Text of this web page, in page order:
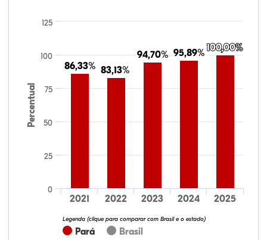
Percentual
86,33%
86,33% 83,13%
83,13%
94,70%
94,70% 95,89%
95,89% 100,00%
100,00%
Pará Brasil
Legenda (clique para comparar com Brasil e o estado)
2021 2022 2023 2024 2025
0
25
50
75
100
125